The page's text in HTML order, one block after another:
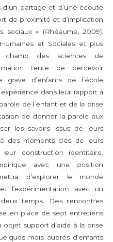
partage et d’une écoute
de proximité et d’implication
» (Rhéaume, 2009).
et Sociales et plus
champ des sciences de
tente de percevoir
grave d’enfants de l’école
dans leur rapport à
de l’enfant et de la prise
de donner la parole aux
les savoirs issus de leurs
des moments clés de leurs
construction identitaire.
avec une position
d’explorer le monde
l’expérimentation avec un
temps. Des rencontres
en place de sept entretiens
objet support d’aide à la prise
mois auprès d’enfants